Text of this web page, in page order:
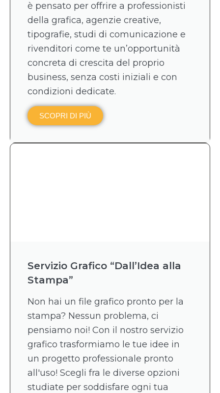
è pensato per offrire a professionisti
della grafica, agenzie creative,
tipografie, studi di comunicazione e
rivenditori come te un’opportunità
concreta di crescita del proprio
business, senza costi iniziali e con
condizioni dedicate.
SCOPRI DI PIÙ
Servizio Grafico “Dall’Idea alla
Stampa”
Non hai un file grafico pronto per la
stampa? Nessun problema, ci
pensiamo noi! Con il nostro servizio
grafico trasformiamo le tue idee in
un progetto professionale pronto
all'uso! Scegli fra le diverse opzioni
studiate per soddisfare ogni tua